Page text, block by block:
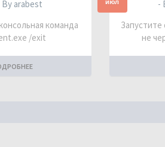
By arabest
команда
/exit
июл -
не